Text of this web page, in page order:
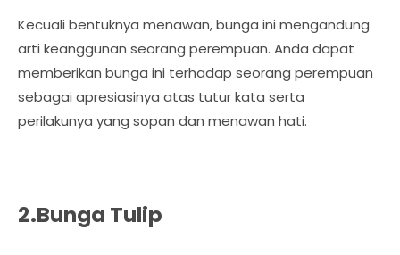
Kecuali bentuknya menawan, bunga ini mengandung
arti keanggunan seorang perempuan. Anda dapat
memberikan bunga ini terhadap seorang perempuan
sebagai apresiasinya atas tutur kata serta
perilakunya yang sopan dan menawan hati.
2.Bunga Tulip